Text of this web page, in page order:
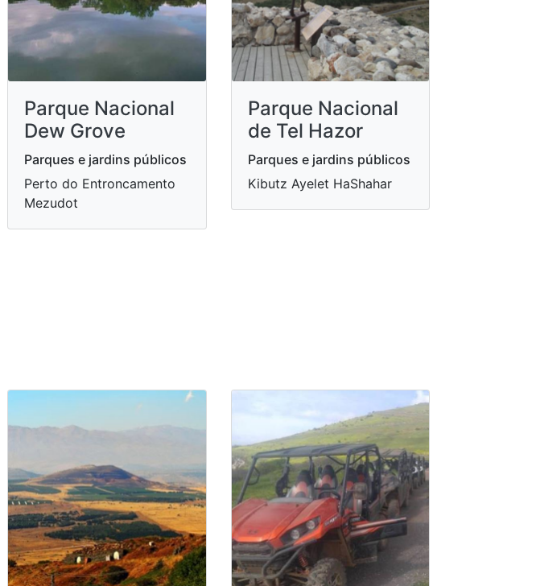
Parque Nacional
Dew Grove
Parques e jardins públicos
Perto do Entroncamento
Mezudot
Parque Nacional
de Tel Hazor
Parques e jardins públicos
Kibutz Ayelet HaShahar